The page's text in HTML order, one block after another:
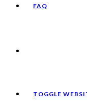
FAQ
TOGGLE